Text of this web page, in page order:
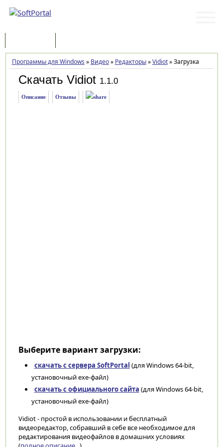
Программы для Windows » Видео» Редакторы»Vidiot»Загрузка
Скачать Vidiot 1.1.0
Описание Отзывы
Выберите вариант загрузки:
скачать с сервера SoftPortal (для Windows 64-bit,
установочный exe-файл)
скачать с официального сайта (для Windows 64-bit,
установочный exe-файл)
Vidiot - простой в использовании и бесплатный
видеоредактор, собравший в себе все необходимое для
редактирования видеофайлов в домашних условиях